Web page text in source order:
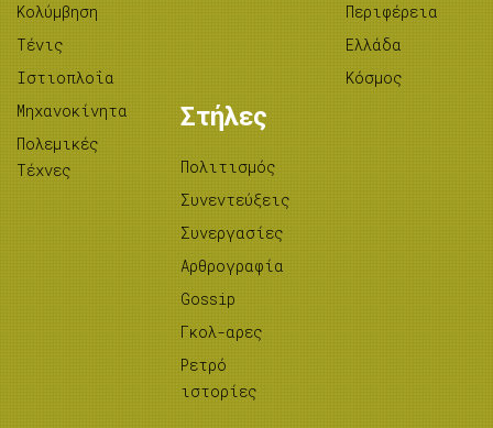
Κολύμβηση
Τένις
Ιστιοπλοΐα
Μηχανοκίνητα
Πολεμικές
Τέχνες
Περιφέρεια
Ελλάδα
Κόσμος
Στήλες
Πολιτισμός
Συνεντεύξεις
Συνεργασίες
Αρθρογραφία
Gossip
Γκολ-αρες
Ρετρό
ιστορίες